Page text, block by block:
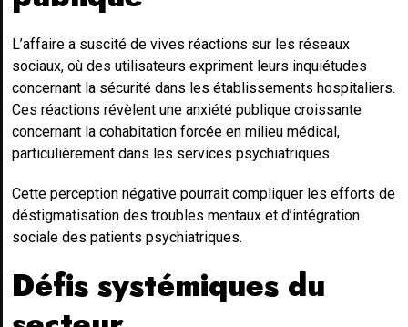
L’affaire a suscité de vives réactions sur les réseaux
sociaux, où des utilisateurs expriment leurs inquiétudes
concernant la sécurité dans les établissements hospitaliers.
Ces réactions révèlent une anxiété publique croissante
concernant la cohabitation forcée en milieu médical,
particulièrement dans les services psychiatriques.
Cette perception négative pourrait compliquer les efforts de
déstigmatisation des troubles mentaux et d’intégration
sociale des patients psychiatriques.
Défis systémiques du